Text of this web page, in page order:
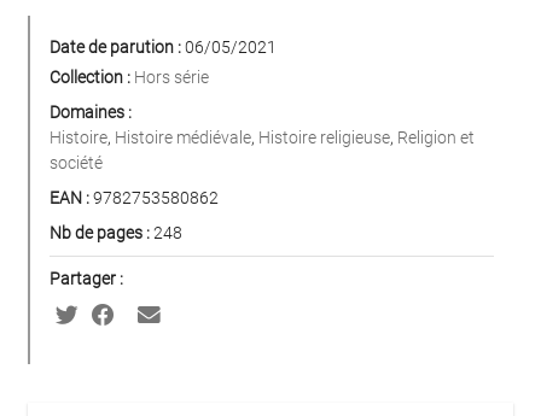
Date de parution :06/05/2021
Collection : Hors série
Domaines :
Histoire, Histoire médiévale, Histoire religieuse, Religion et
société
EAN :9782753580862
Nb de pages :248
Partager :